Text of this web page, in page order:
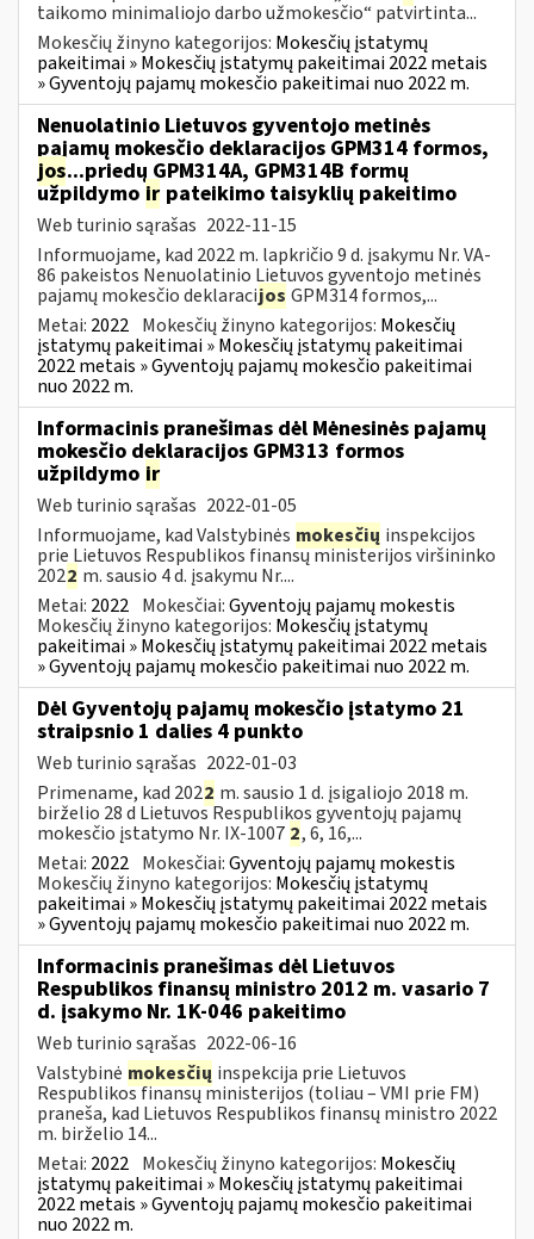
taikomo minimaliojo darbo užmokesčio“ patvirtinta...
Mokesčių žinyno kategorijos: Mokesčių įstatymų
pakeitimai » Mokesčių įstatymų pakeitimai 2022 metais
» Gyventojų pajamų mokesčio pakeitimai nuo 2022 m.
Nenuolatinio Lietuvos gyventojo metinės
pajamų mokesčio deklaracijos GPM314 formos,
jos...priedų GPM314A, GPM314B formų
užpildymo ir pateikimo taisyklių pakeitimo
Web turinio sąrašas 2022-11-15
Informuojame, kad 2022 m. lapkričio 9 d. įsakymu Nr. VA-
86 pakeistos Nenuolatinio Lietuvos gyventojo metinės
pajamų mokesčio deklaracijos GPM314 formos,...
Metai: 2022 Mokesčių žinyno kategorijos: Mokesčių
įstatymų pakeitimai » Mokesčių įstatymų pakeitimai
2022 metais » Gyventojų pajamų mokesčio pakeitimai
nuo 2022 m.
Informacinis pranešimas dėl Mėnesinės pajamų
mokesčio deklaracijos GPM313 formos
užpildymo ir
Web turinio sąrašas 2022-01-05
Informuojame, kad Valstybinės mokesčių inspekcijos
prie Lietuvos Respublikos finansų ministerijos viršininko
2022 m. sausio 4 d. įsakymu Nr....
Metai: 2022 Mokesčiai:Gyventojų pajamų mokestis
Mokesčių žinyno kategorijos: Mokesčių įstatymų
pakeitimai » Mokesčių įstatymų pakeitimai 2022 metais
» Gyventojų pajamų mokesčio pakeitimai nuo 2022 m.
Dėl Gyventojų pajamų mokesčio įstatymo 21
straipsnio 1 dalies 4 punkto
Web turinio sąrašas 2022-01-03
Primename, kad 2022 m. sausio 1 d. įsigaliojo 2018 m.
birželio 28 d Lietuvos Respublikos gyventojų pajamų
mokesčio įstatymo Nr. IX-1007 2, 6, 16,...
Metai: 2022 Mokesčiai:Gyventojų pajamų mokestis
Mokesčių žinyno kategorijos: Mokesčių įstatymų
pakeitimai » Mokesčių įstatymų pakeitimai 2022 metais
» Gyventojų pajamų mokesčio pakeitimai nuo 2022 m.
Informacinis pranešimas dėl Lietuvos
Respublikos finansų ministro 2012 m. vasario 7
d. įsakymo Nr. 1K-046 pakeitimo
Web turinio sąrašas 2022-06-16
Valstybinė mokesčių inspekcija prie Lietuvos
Respublikos finansų ministerijos (toliau – VMI prie FM)
praneša, kad Lietuvos Respublikos finansų ministro 2022
m. birželio 14...
Metai: 2022 Mokesčių žinyno kategorijos: Mokesčių
įstatymų pakeitimai » Mokesčių įstatymų pakeitimai
2022 metais » Gyventojų pajamų mokesčio pakeitimai
nuo 2022 m.